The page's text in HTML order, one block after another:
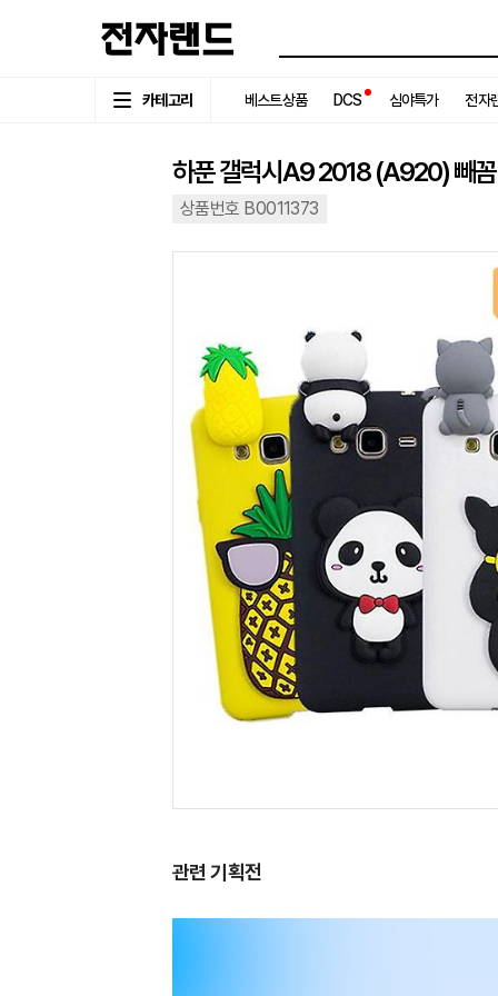
카테고리 베스트상품 DCS 심야특가 전자
하푼 갤럭시A9 2018 (A920) 빼꼼
상품번호 B0011373
관련 기획전